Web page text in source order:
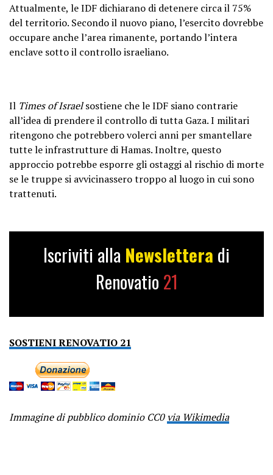
Attualmente, le IDF dichiarano di detenere circa il 75%
del territorio. Secondo il nuovo piano, l’esercito dovrebbe
occupare anche l’area rimanente, portando l’intera
enclave sotto il controllo israeliano.
Il Times of Israelsostiene che le IDF siano contrarie
all’idea di prendere il controllo di tutta Gaza. I militari
ritengono che potrebbero volerci anni per smantellare
tutte le infrastrutture di Hamas. Inoltre, questo
approccio potrebbe esporre gli ostaggi al rischio di morte
se le truppe si avvicinassero troppo al luogo in cui sono
trattenuti.
Iscriviti alla Newslettera di
Renovatio 21
SOSTIENI RENOVATIO 21
Immagine di pubblico dominio CC0via Wikimedia